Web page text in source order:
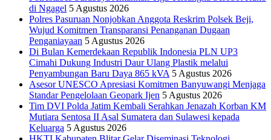
di Ngagel 5 Agustus 2026
Polres Pasuruan Nonjobkan Anggota Reskrim Polsek Beji,
Wujud Komitmen Transparansi Penanganan Dugaan
Penganiayaan 5 Agustus 2026
Di Bulan Kemerdekaan Republik Indonesia PLN UP3
Cimahi Dukung Industri Daur Ulang Plastik melalui
Penyambungan Baru Daya 865 kVA 5 Agustus 2026
Asesor UNESCO Apresiasi Komitmen Banyuwangi Menjaga
Standar Pengelolaan Geopark Ijen 5 Agustus 2026
Tim DVI Polda Jatim Kembali Serahkan Jenazah Korban KM
Mutiara Sentosa II Asal Sumatera dan Sulawesi kepada
Keluarga 5 Agustus 2026